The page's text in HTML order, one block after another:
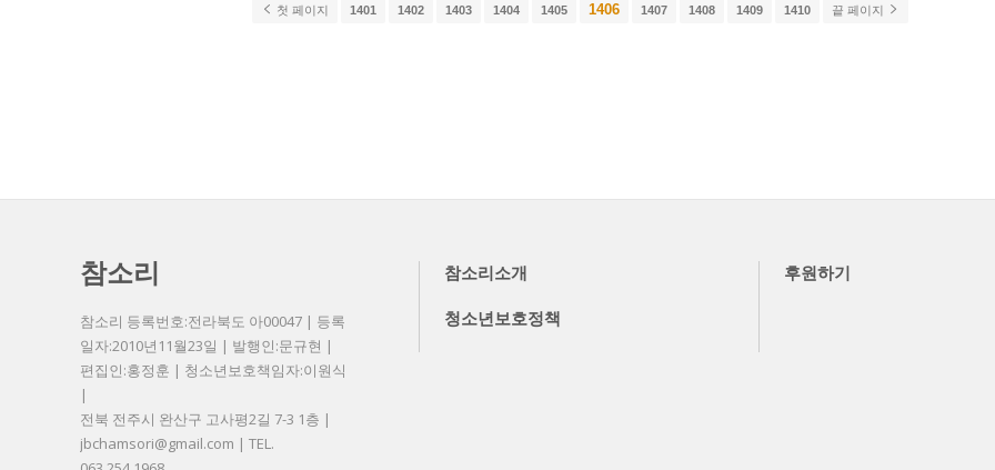
첫 페이지 1401 1402 1403 1404 1405 1406 1407 1408 1409 1410 끝 페이지
참소리
참소리 등록번호:전라북도 아00047 | 등록
일자:2010년11월23일 | 발행인:문규현 |
편집인:홍정훈 | 청소년보호책임자:이원식
|
전북 전주시 완산구 고사평2길 7-3 1층 |
jbchamsori@gmail.com | TEL.
참소리소개 후원하기
청소년보호정책